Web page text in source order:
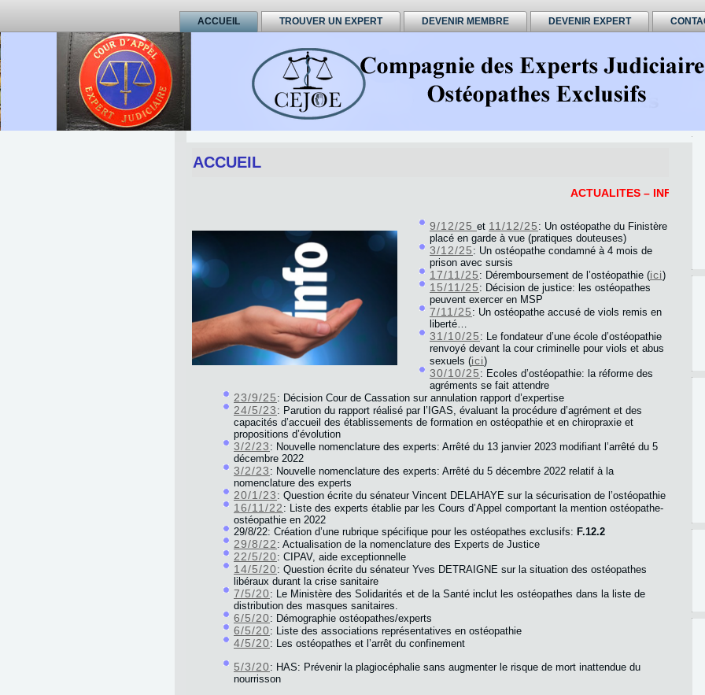
ACCUEIL TROUVER UN EXPERT DEVENIR MEMBRE DEVENIR EXPERT
ACCUEIL
ACTUALITES – INFORMATIONS –
9/12/25 et 11/12/25 : Un ostéopathe du Finistère
placé en garde à vue (pratiques douteuses)
3/12/25 : Un ostéopathe condamné à 4 mois de
prison avec sursis
17/11/25 : Déremboursement de l’ostéopathie (ici)
15/11/25 : Décision de justice: les ostéopathes
peuvent exercer en MSP
7/11/25 : Un ostéopathe accusé de viols remis en
liberté…
31/10/25 : Le fondateur d’une école d’ostéopathie
renvoyé devant la cour criminelle pour viols et abus
sexuels (ici)
30/10/25 : Ecoles d’ostéopathie: la réforme des
agréments se fait attendre
23/9/25 : Décision Cour de Cassation sur annulation rapport d’expertise
24/5/23 : Parution du rapport réalisé par l’IGAS, évaluant la procédure d’agrément et des
capacités d’accueil des établissements de formation en ostéopathie et en chiropraxie et
propositions d’évolution
3/2/23 : Nouvelle nomenclature des experts: Arrêté du 13 janvier 2023 modifiant l’arrêté du 5
décembre 2022
3/2/23 : Nouvelle nomenclature des experts: Arrêté du 5 décembre 2022 relatif à la
nomenclature des experts
20/1/23 : Question écrite du sénateur Vincent DELAHAYE sur la sécurisation de l’ostéopathie
16/11/22 : Liste des experts établie par les Cours d’Appel comportant la mention ostéopathe-
ostéopathie en 2022
29/8/22: Création d’une rubrique spécifique pour les ostéopathes exclusifs: F.12.2
29/8/22 : Actualisation de la nomenclature des Experts de Justice
22/5/20: CIPAV, aide exceptionnelle
14/5/20: Question écrite du sénateur Yves DETRAIGNE sur la situation des ostéopathes
libéraux durant la crise sanitaire
7/5/20: Le Ministère des Solidarités et de la Santé inclut les ostéopathes dans la liste de
distribution des masques sanitaires.
6/5/20: Démographie ostéopathes/experts
6/5/20: Liste des associations représentatives en ostéopathie
4/5/20: Les ostéopathes et l’arrêt du confinement
5/3/20: HAS: Prévenir la plagiocéphalie sans augmenter le risque de mort inattendue du
nourrisson